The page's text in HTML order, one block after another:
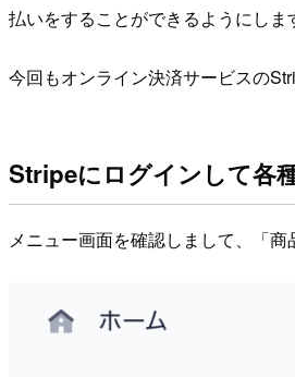
払いをすることができるようにしま
今回もオンライン決済サービスの
Stripeにログインして各
メニュー画面を確認しまして、「商